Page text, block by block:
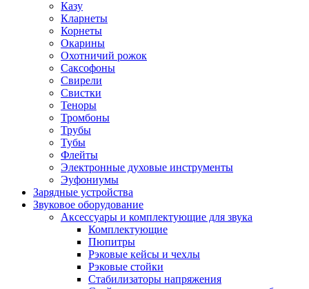
Казу
Кларнеты
Корнеты
Окарины
Охотничий рожок
Саксофоны
Свирели
Свистки
Теноры
Тромбоны
Трубы
Тубы
Флейты
Электронные духовые инструменты
Эуфониумы
Зарядные устройства
Звуковое оборудование
Аксессуары и комплектующие для звука
Комплектующие
Пюпитры
Рэковые кейсы и чехлы
Рэковые стойки
Стабилизаторы напряжения